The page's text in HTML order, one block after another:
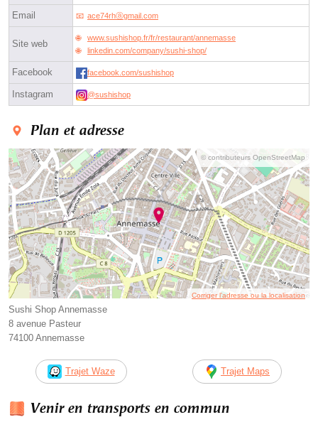
Email ace74rhⓐgmail.com
Site web
www.sushishop.fr/fr/restaurant/annemasse
linkedin.com/company/sushi-shop/
Facebook facebook.com/sushishop
Instagram @sushishop
Plan et adresse
© contributeurs OpenStreetMap
Corriger l’adresse ou la localisation
Sushi Shop Annemasse
8 avenue Pasteur
74100 Annemasse
Trajet Waze Trajet Maps
Venir en transports en commun